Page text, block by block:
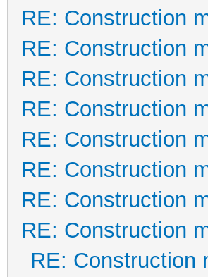
RE: Construction
RE: Construction
RE: Construction
RE: Construction
RE: Construction
RE: Construction
RE: Construction
RE: Construction
RE: Construction